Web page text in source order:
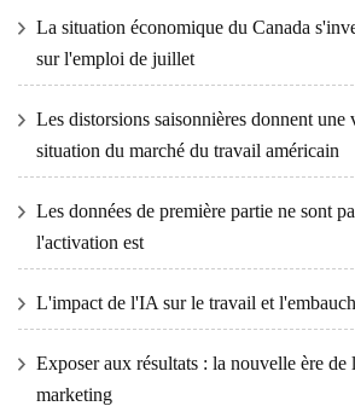
La situation économique du Canada
sur l'emploi de juillet
Les distorsions saisonnières donnent une
situation du marché du travail américain
Les données de première partie ne sont
l'activation est
L'impact de l'IA sur le travail et
Exposer aux résultats : la nouvelle ère de
marketing